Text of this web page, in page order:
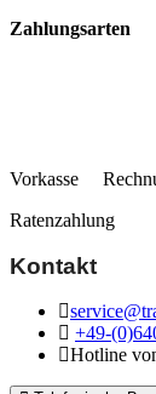
Zahlungsarten
Vorkasse
Ratenzahlung
Kontakt
+49-
Hotline